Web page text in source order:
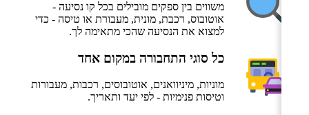
משווים בין ספקים מובילים בכל קו נסיעה -
אוטובוס, רכבת, מונית, מעבורת או טיסה - כדי
למצוא את הנסיעה שהכי מתאימה לך.
כל סוגי התחבורה במקום אחד
מוניות, מיניוואנים, אוטובוסים, רכבות, מעבורות
וטיסות פנימיות - לפי יעד ותאריך.